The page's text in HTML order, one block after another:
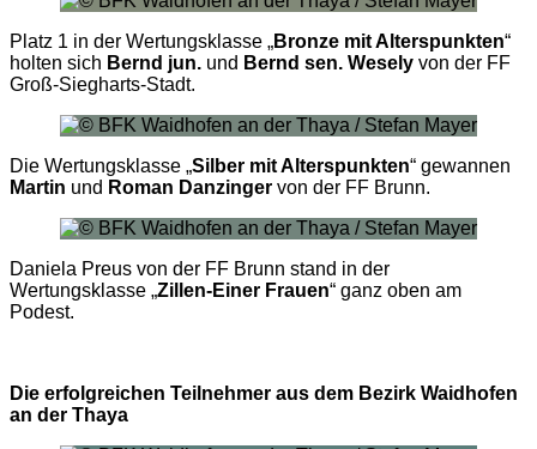
Platz 1 in der Wertungsklasse „Bronze mit Alterspunkten“
holten sich Bernd jun. und Bernd sen. Wesely von der FF
Groß-Siegharts-Stadt.
Die Wertungsklasse „Silber mit Alterspunkten“ gewannen
Martin und Roman Danzinger von der FF Brunn.
Daniela Preus von der FF Brunn stand in der
Wertungsklasse „Zillen-Einer Frauen“ ganz oben am
Podest.
Die erfolgreichen Teilnehmer aus dem Bezirk Waidhofen
an der Thaya